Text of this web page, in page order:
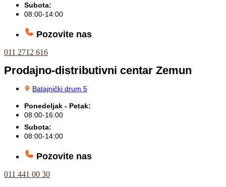
Subota:
08:00-14:00
Pozovite nas
011 2712 616
Prodajno-distributivni centar Zemun
Batajnički drum 5
Ponedeljak - Petak:
08:00-16:00
Subota:
08:00-14:00
Pozovite nas
011 441 00 30